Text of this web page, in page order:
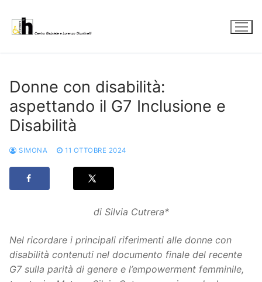
contenuto
Donne con disabilità:
aspettando il G7 Inclusione e
Disabilità
SIMONA 11 OTTOBRE 2024
di Silvia Cutrera*
Nel ricordare i principali riferimenti alle donne con
disabilità contenuti nel documento finale del recente
G7 sulla parità di genere e l’empowerment femminile,